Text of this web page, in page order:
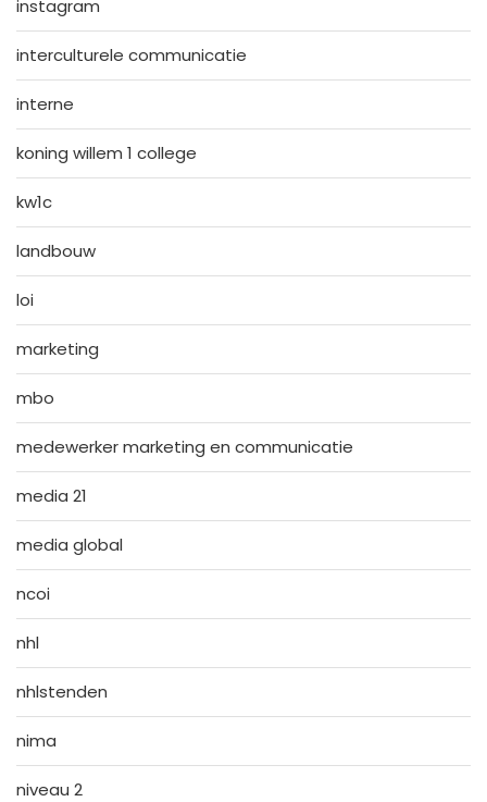
instagram
interculturele communicatie
interne
koning willem 1 college
kw1c
landbouw
loi
marketing
mbo
medewerker marketing en communicatie
media 21
media global
ncoi
nhl
nhlstenden
nima
niveau 2